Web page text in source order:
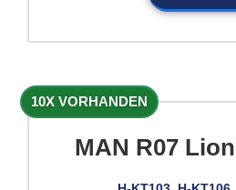
10X VORHANDEN
MAN R07